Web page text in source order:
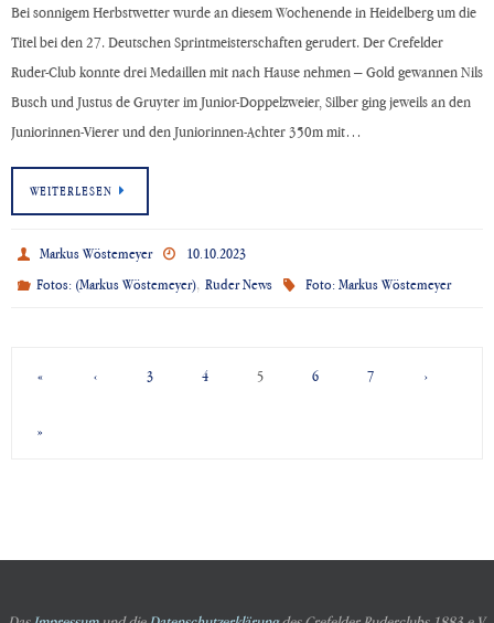
Bei sonnigem Herbstwetter wurde an diesem Wochenende in Heidelberg um die
Titel bei den 27. Deutschen Sprintmeisterschaften gerudert. Der Crefelder
Ruder-Club konnte drei Medaillen mit nach Hause nehmen – Gold gewannen Nils
Busch und Justus de Gruyter im Junior-Doppelzweier, Silber ging jeweils an den
Juniorinnen-Vierer und den Juniorinnen-Achter 350m mit…
WEITERLESEN
Markus Wöstemeyer
10.10.2023
Fotos: (Markus Wöstemeyer),Ruder News Foto: Markus Wöstemeyer
« ‹ 3 4 5 6 7 ›
»